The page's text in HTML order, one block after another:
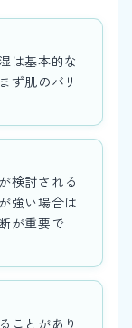
は基本的な
ず肌のバリ
検討される
強い場合は
が重要で
ことがあり